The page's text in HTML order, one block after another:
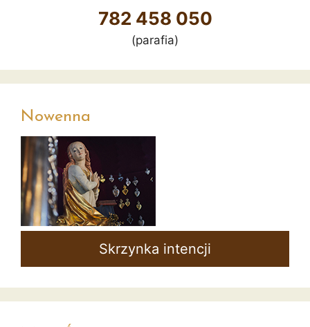
782 458 050
(parafia)
Nowenna
Skrzynka intencji